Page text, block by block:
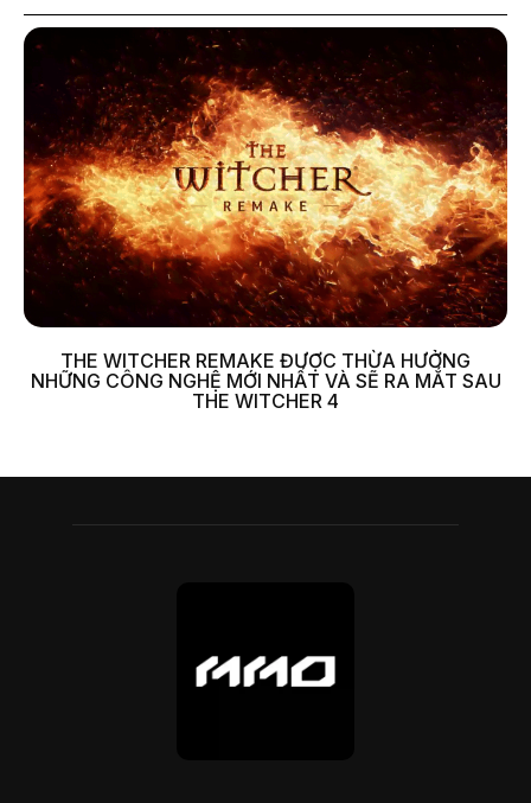
THE WITCHER REMAKE ĐƯỢC THỪA HƯỞNG
NHỮNG CÔNG NGHỆ MỚI NHẤT VÀ SẼ RA MẮT SAU
THE WITCHER 4